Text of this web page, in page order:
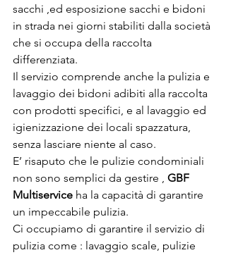
sacchi ,ed esposizione sacchi e bidoni
in strada nei giorni stabiliti dalla società
che si occupa della raccolta
differenziata.
Il servizio comprende anche la pulizia e
lavaggio dei bidoni adibiti alla raccolta
con prodotti specifici, e al lavaggio ed
igienizzazione dei locali spazzatura,
senza lasciare niente al caso.
E’ risaputo che le pulizie condominiali
non sono semplici da gestire , GBF
Multiservice ha la capacità di garantire
un impeccabile pulizia.
Ci occupiamo di garantire il servizio di
pulizia come : lavaggio scale, pulizie